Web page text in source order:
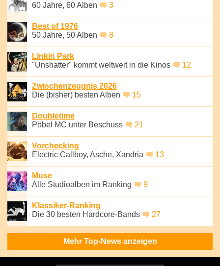
60 Jahre, 60 Alben
3
Best of 1976
50 Jahre, 50 Alben
8
Linkin Park
"Unshatter" kommt weltweit in die Kinos
12
Zwischenzeugnis 2026
Die (bisher) besten Alben
15
Doubletime
Pöbel MC unter Beschuss
21
Vorchecking
Electric Callboy, Asche, Xandria
13
Muse
Alle Studioalben im Ranking
9
Klassiker-Ranking
Die 30 besten Hardcore-Bands
27
Mehr Top-News anzeigen